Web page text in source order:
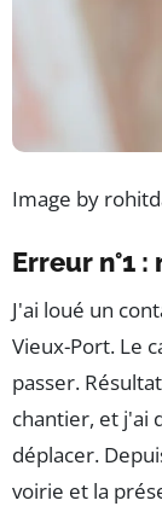
Image by
Erreur n°1
J'ai loué un
Vieux-Port. Le
passer.
chantier, et j'ai
déplacer.
voirie et la